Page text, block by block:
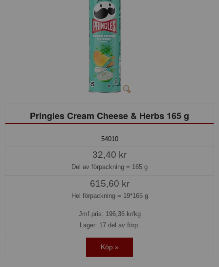
Pringles Cream Cheese & Herbs 165 g
54010
32,40 kr
Del av förpackning = 165 g
615,60 kr
Hel förpackning = 19*165 g
Jmf.pris: 196,36kr/kg
Lager: 17 del av förp.
Köp »